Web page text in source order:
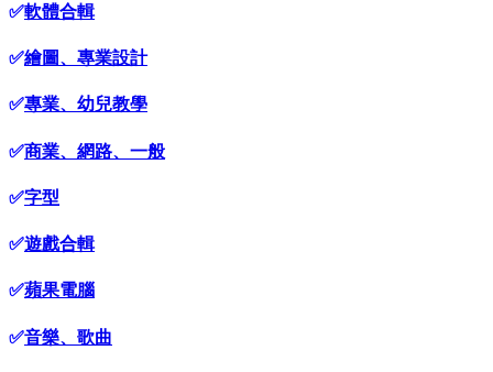
✅軟體合輯
✅繪圖、專業設計
✅專業、幼兒教學
✅商業、網路、一般
✅字型
✅遊戲合輯
✅蘋果電腦
✅音樂、歌曲